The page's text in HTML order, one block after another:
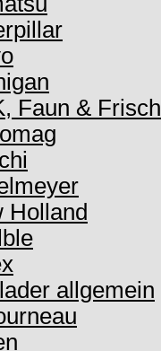
Faun & Frisch
Holland
allgemein